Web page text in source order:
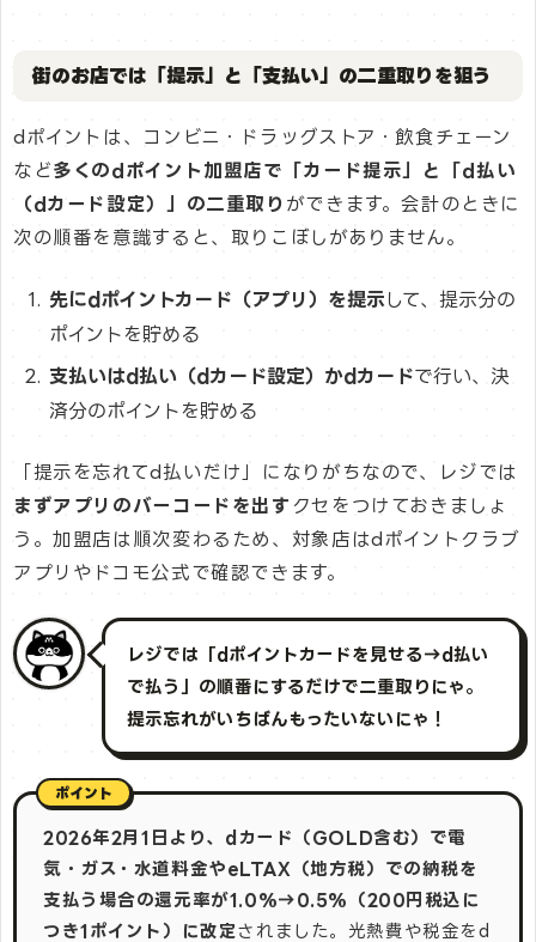
街のお店では「提示」と「支払い」の二重取りを狙う
dポイントは、コンビニ・ドラッグストア・飲食チェーン
など多くのdポイント加盟店で「カード提示」と「d払い
（dカード設定）」の二重取り ができます。会計のときに
次の順番を意識すると、取りこぼしがありません。
先にdポイントカード（アプリ）を提示 して、提示分の
ポイントを貯める
支払いはd払い（dカード設定）かdカードで行い、決
済分のポイントを貯める
「提示を忘れてd払いだけ」になりがちなので、レジでは
まずアプリのバーコードを出す クセをつけておきましょ
う。加盟店は順次変わるため、対象店はdポイントクラブ
アプリやドコモ公式で確認できます。
レジでは「dポイントカードを見せる→d払い
で払う」の順番にするだけで二重取りにゃ。
提示忘れがいちばんもったいないにゃ！
2026年2月1日より、dカード（GOLD含む）で電
気・ガス・水道料金やeLTAX（地方税）での納税を
支払う場合の還元率が1.0%→0.5%（200円税込に
つき1ポイント）に改定されました。光熱費や税金をd